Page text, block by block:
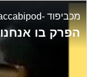
Maccabipod- מכביפוד
הפרק בו